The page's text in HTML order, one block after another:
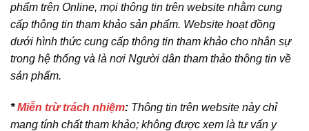
phẩm trên Online, mọi thông tin trên website nhằm cung
cấp thông tin tham khảo sản phẩm. Website hoạt đồng
dưới hình thức cung cấp thông tin tham khảo cho nhân sự
trong hệ thống và là nơi Người dân tham thảo thông tin về
sản phẩm.
*Miễn trừ trách nhiệm: Thông tin trên website này chỉ
mang tính chất tham khảo; không được xem là tư vấn y